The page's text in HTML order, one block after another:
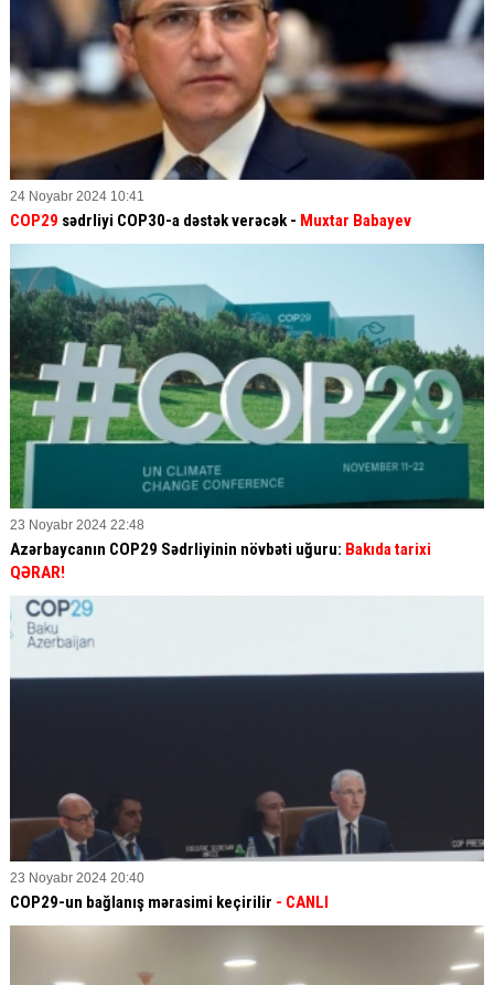
24 Noyabr 2024 10:41
COP29 sədrliyi COP30-a dəstək verəcək - Muxtar Babayev
23 Noyabr 2024 22:48
Azərbaycanın COP29 Sədrliyinin növbəti uğuru: Bakıda tarixi
QƏRAR!
23 Noyabr 2024 20:40
COP29-un bağlanış mərasimi keçirilir - CANLI